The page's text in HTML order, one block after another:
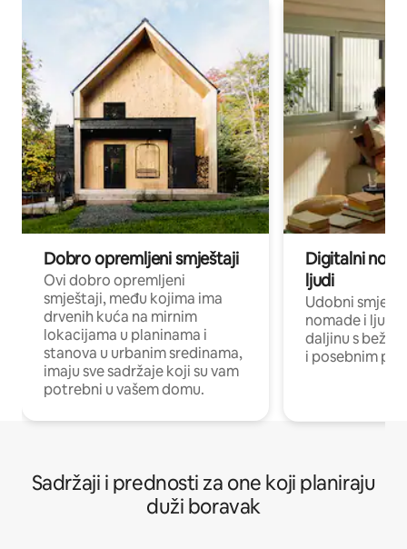
Dobro opremljeni smještaji
Ovi dobro opremljeni
smještaji, među kojima ima
drvenih kuća na mirnim
lokacijama u planinama i
stanova u urbanim sredinama,
imaju sve sadržaje koji su vam
potrebni u vašem domu.
Digitalni
ljudi
Udobni
nomade i ljude
daljinu s
i posebnim
Sadržaji i prednosti za one koji planiraju
duži boravak